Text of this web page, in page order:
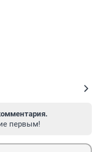
первым!